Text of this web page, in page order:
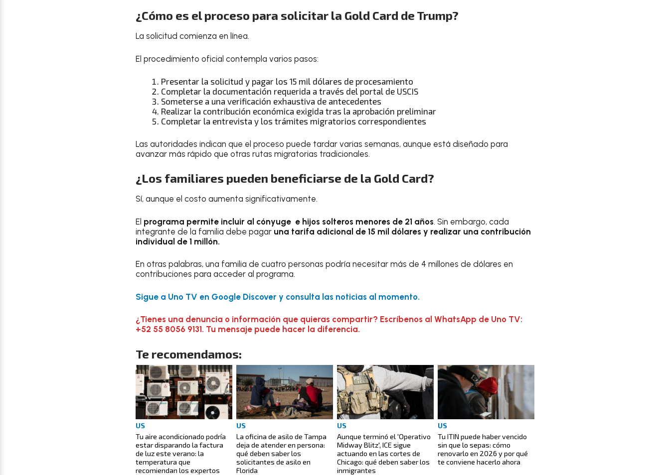
¿Cómo es el proceso para solicitar la Gold Card de Trump?
La solicitud comienza en línea.
El procedimiento oficial contempla varios pasos:
Presentar la solicitud y pagar los 15 mil dólares de procesamiento
Completar la documentación requerida a través del portal de USCIS
Someterse a una verificación exhaustiva de antecedentes
Realizar la contribución económica exigida tras la aprobación preliminar
Completar la entrevista y los trámites migratorios correspondientes
Las autoridades indican que el proceso puede tardar varias semanas, aunque está diseñado para
avanzar más rápido que otras rutas migratorias tradicionales.
¿Los familiares pueden beneficiarse de la Gold Card?
Sí, aunque el costo aumenta significativamente.
El programa permite incluir al cónyuge e hijos solteros menores de 21 años. Sin embargo, cada
integrante de la familia debe pagar una tarifa adicional de 15 mil dólares y realizar una contribución
individual de 1 millón.
En otras palabras, una familia de cuatro personas podría necesitar más de 4 millones de dólares en
contribuciones para acceder al programa.
Sigue a Uno TV en Google Discover y consulta las noticias al momento.
¿Tienes una denuncia o información que quieras compartir? Escríbenos al WhatsApp de Uno TV:
+52 55 8056 9131. Tu mensaje puede hacer la diferencia.
Te recomendamos:
US
Tu aire acondicionado podría
estar disparando la factura
de luz este verano: la
temperatura que
recomiendan los expertos
US
La oficina de asilo de Tampa
deja de atender en persona:
qué deben saber los
solicitantes de asilo en
Florida
US
Aunque terminó el 'Operativo
Midway Blitz', ICE sigue
actuando en las cortes de
Chicago: qué deben saber los
inmigrantes
US
Tu ITIN puede haber vencido
sin que lo sepas: cómo
renovarlo en 2026 y por qué
te conviene hacerlo ahora